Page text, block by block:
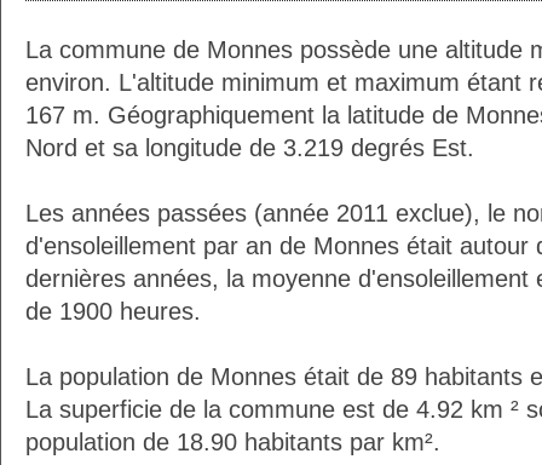
La commune de Monnes possède une altitude
environ. L'altitude minimum et maximum étant
167 m. Géographiquement la latitude de
Nord et sa longitude de 3.219 degrés Est.
Les années passées (année 2011 exclue), le
d'ensoleillement par an de Monnes était autour
dernières années, la moyenne d'ensoleillement
de 1900 heures.
La population de Monnes était de 89 habitants
La superficie de la commune est de 4.92 km ²
population de 18.90 habitants par km².